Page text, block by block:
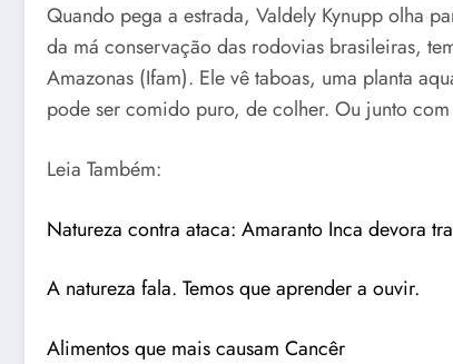
Quando pega a estrada, Valdely Kynupp olha
da má conservação das rodovias brasileiras,
Amazonas (Ifam). Ele vê taboas, uma planta
pode ser comido puro, de colher. Ou junto
Leia Também:
Natureza contra ataca: Amaranto Inca devora
A natureza fala. Temos que aprender a ouvir.
Alimentos que mais causam Cancêr